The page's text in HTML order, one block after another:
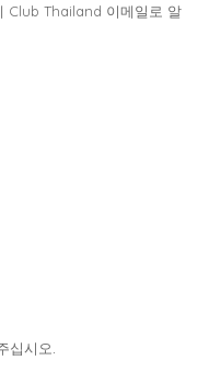
Club Thailand 이메일로 알
십시오.